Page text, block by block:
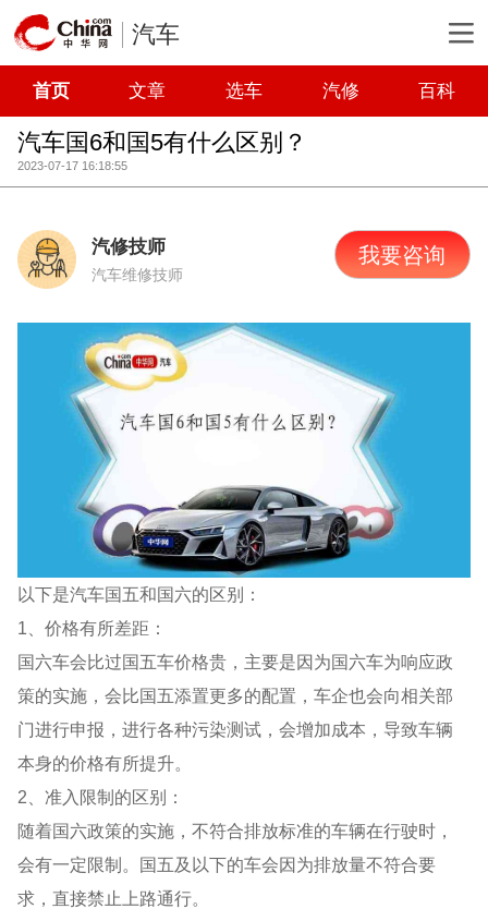
汽车
首页 文章 选车 汽修 百科
汽车国6和国5有什么区别？
2023-07-17 16:18:55
汽修技师
汽车维修技师
我要咨询
以下是汽车国五和国六的区别：
1、价格有所差距：
国六车会比过国五车价格贵，主要是因为国六车为响应政
策的实施，会比国五添置更多的配置，车企也会向相关部
门进行申报，进行各种污染测试，会增加成本，导致车辆
本身的价格有所提升。
2、准入限制的区别：
随着国六政策的实施，不符合排放标准的车辆在行驶时，
会有一定限制。国五及以下的车会因为排放量不符合要
求，直接禁止上路通行。